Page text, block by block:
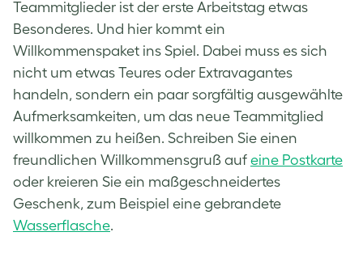
Teammitglieder ist der erste Arbeitstag etwas
Besonderes. Und hier kommt ein
Willkommenspaket ins Spiel. Dabei muss es sich
nicht um etwas Teures oder Extravagantes
handeln, sondern ein paar sorgfältig ausgewählte
Aufmerksamkeiten, um das neue Teammitglied
willkommen zu heißen. Schreiben Sie einen
freundlichen Willkommensgruß auf eine Postkarte
oder kreieren Sie ein maßgeschneidertes
Geschenk, zum Beispiel eine gebrandete
Wasserflasche.